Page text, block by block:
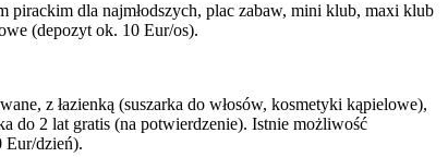
pirackim dla najmłodszych, plac zabaw, mini klub, maxi klub
(depozyt ok. 10 Eur/os).
z łazienką (suszarka do włosów, kosmetyki kąpielowe),
do 2 lat gratis (na potwierdzenie). Istnie możliwość
Eur/dzień).